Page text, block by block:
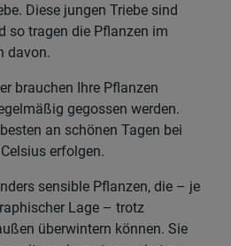
Diese jungen Triebe sind
so tragen die Pflanzen im
davon.
brauchen Ihre Pflanzen
gegossen werden.
an schönen Tagen bei
erfolgen.
sensible Pflanzen, die – je
Lage – trotz
überwintern können. Sie